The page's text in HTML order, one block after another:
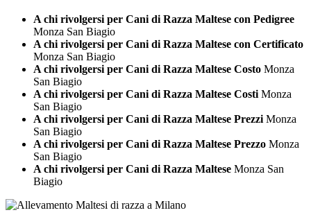
A chi rivolgersi per Cani di Razza Maltese con Pedigree
Monza San Biagio
A chi rivolgersi per Cani di Razza Maltese con Certificato
Monza San Biagio
A chi rivolgersi per Cani di Razza Maltese Costo Monza
San Biagio
A chi rivolgersi per Cani di Razza Maltese Costi Monza
San Biagio
A chi rivolgersi per Cani di Razza Maltese Prezzi Monza
San Biagio
A chi rivolgersi per Cani di Razza Maltese Prezzo Monza
San Biagio
A chi rivolgersi per Cani di Razza Maltese Monza San
Biagio